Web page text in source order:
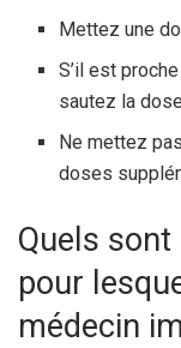
Mettez une
S’il est
sautez la
Ne mettez
doses
Quels
pour
médecin